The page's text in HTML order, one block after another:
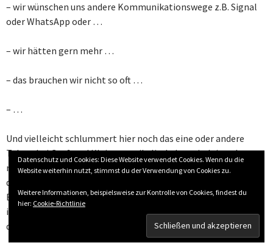
– wir wünschen uns andere Kommunikationswege z.B. Signal
oder WhatsApp oder …
– wir hätten gern mehr …
– das brauchen wir nicht so oft …
– …
Und vielleicht schlummert hier noch das eine oder andere
Talent bei Groß und Klein – musikalisch, kreativ, leitend,
ministrierend, … dann würde ich mich sehr freuen, wenn ich
davon erfahren darf.
Es geht nicht um eine Verpflichtung für eine riesige Aufgabe,
ich würd mich einfach freuen, wenn ich weiß, wen ich fragen
darf!
Datenschutz und Cookies: Diese Website verwendet Cookies. Wenn du die
Website weiterhin nutzt, stimmst du der Verwendung von Cookies zu.
Weitere Informationen, beispielsweise zur Kontrolle von Cookies, findest du
hier: Cookie-Richtlinie